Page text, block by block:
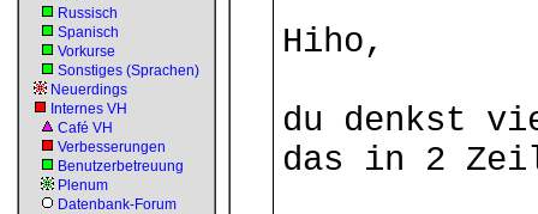
Russisch
Spanisch
Vorkurse
Sonstiges (Sprachen)
Neuerdings
Internes VH
Café VH
Verbesserungen
Benutzerbetreuung
Plenum
Datenbank-Forum
Hiho,
du denkst
das in 2